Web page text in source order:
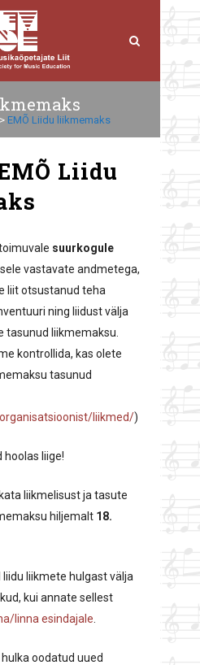
> EMÕ Liidu liikmemaks
Liidu
suurkogule
vastavate andmetega,
liit otsustanud teha
ning liidust välja
tasunud liikmemaksu.
kontrollida, kas olete
tasunud
liikmed/)
hoolas liige!
liikmelisust ja tasute
hiljemalt 18.
liikmete hulgast välja
kui annate sellest
linna esindajale
oodatud uued